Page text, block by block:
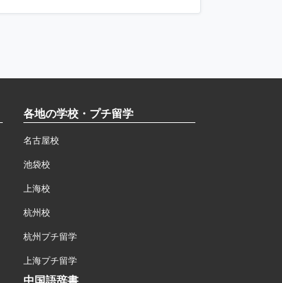
各地の学校・プチ留学
名古屋校
池袋校
上海校
杭州校
杭州プチ留学
上海プチ留学
中国語辞書